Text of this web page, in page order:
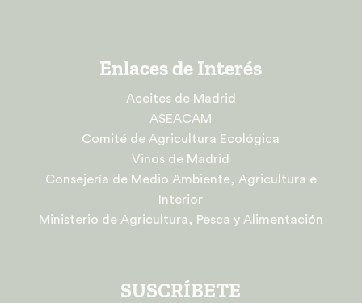
Enlaces de Interés
Aceites de Madrid
ASEACAM
Comité de Agricultura Ecológica
Vinos de Madrid
Consejería de Medio Ambiente, Agricultura e
Interior
Ministerio de Agricultura, Pesca y Alimentación
SUSCRÍBETE